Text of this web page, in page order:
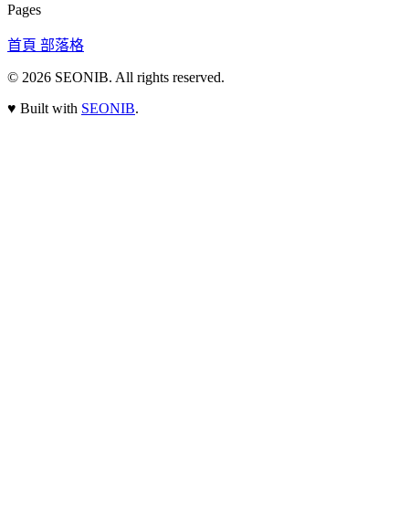
Pages
首頁 部落格
© 2026 SEONIB. All rights reserved.
♥ Built with SEONIB.